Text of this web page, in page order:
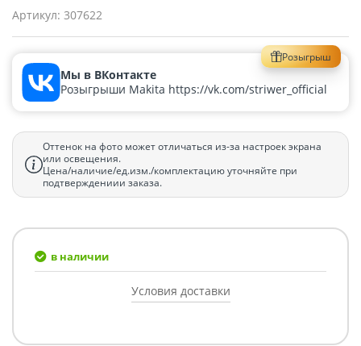
Артикул: 307622
Розыгрыш
Мы в ВКонтакте
Розыгрыши Makita https://vk.com/striwer_official
Оттенок на фото может отличаться из-за настроек экрана
или освещения.
Цена/наличие/ед.изм./комплектацию уточняйте при
подтверждениии заказа.
в наличии
Условия доставки